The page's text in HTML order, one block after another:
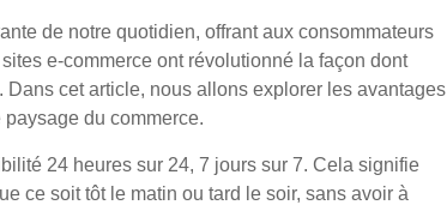
de notre quotidien, offrant aux consommateurs
e-commerce ont révolutionné la façon dont
cet article, nous allons explorer les avantages
paysage du commerce.
24 heures sur 24, 7 jours sur 7. Cela signifie
ce soit tôt le matin ou tard le soir, sans avoir à